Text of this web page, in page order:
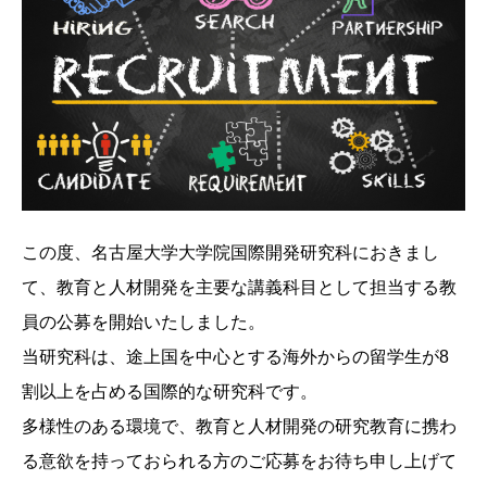
この度、名古屋大学大学院国際開発研究科におきまし
て、教育と人材開発を主要な講義科目として担当する教
員の公募を開始いたしました。
当研究科は、途上国を中心とする海外からの留学生が8
割以上を占める国際的な研究科です。
多様性のある環境で、教育と人材開発の研究教育に携わ
る意欲を持っておられる方のご応募をお待ち申し上げて